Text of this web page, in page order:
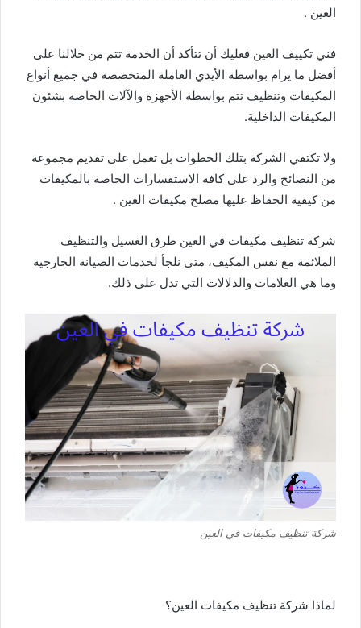
العين .
فني تكييف العين فعليك أن تتأكد أن الخدمة تتم من خلالنا على
أفضل ما يرام بواسطة الأيدي العاملة المتخصصة في جميع أنواع
المكيفات وتنظيف تتم بواسطة الأجهزة والآلات الخاصة بشئون
المكيفات الداخلية.
ولا تكتفي الشركة بتلك الخطوات بل تعمل على تقديم مجموعة
من النصائح والرد على كافة الاستفسارات الخاصة بالمكيفات
من كيفية الحفاظ عليها مصلح مكيفات العين .
شركة تنظيف مكيفات في العين طرق الغسيل والتنظيف
الملائمة مع نفس المكيف، متى نلجأ لخدمات الصيانة الخارجية
وما هي العلامات والدلالات التي تدل على ذلك.
شركة تنظيف مكيفات في العين
لماذا شركة تنظيف مكيفات العين؟